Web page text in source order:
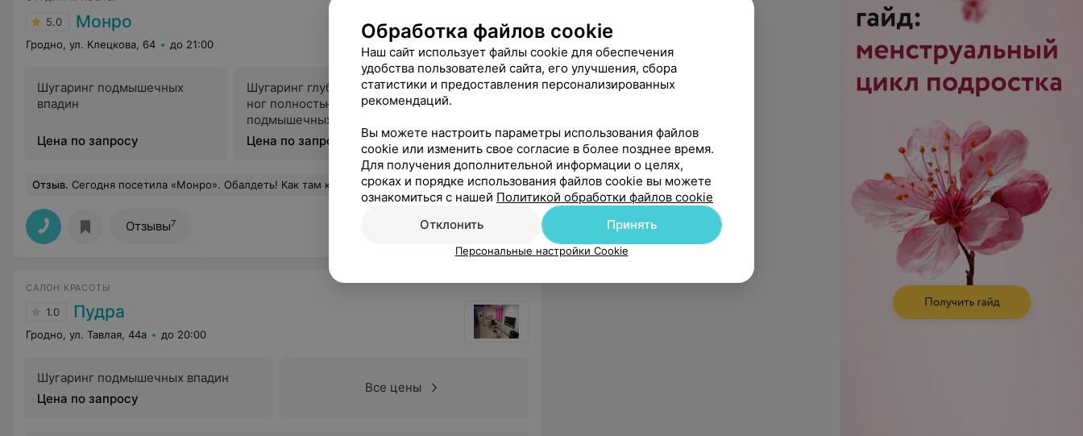
5.0 Монро
Гродно, ул. Клецкова, 64 до 21:00
Шугаринг подмышечных
впадин
Цена по запросу
Шугаринг глубокого бикини +
ног полностью +
подмышечных впадин
Цена по запросу
Отзыв. Сегодня посетила «Монро». Обалдеть! Как там красиво! Просто потрясающе стильно. Не удержалась, чтобы не сфотографироваться. И прическу мне забомбили классную. Я, конечно, дама красивая, но с такой прической просто неотразимая стала. Не устаю любоваться в зеркале. Оказывается, для счастья женщине так немного надо. Полчаса времени — и ты Монро! Еще
Отзывы7
САЛОН КРАСОТЫ
1.0 Пудра
Гродно, ул. Тавлая, 44а до 20:00
Шугаринг подмышечных впадин
Цена по запросу
Все цены
Обработка файлов cookie
Наш сайт использует файлы cookie для обеспечения
удобства пользователей сайта, его улучшения, сбора
статистики и предоставления персонализированных
рекомендаций.
Вы можете настроить параметры использования файлов
cookie или изменить свое согласие в более позднее время.
Для получения дополнительной информации о целях,
сроках и порядке использования файлов cookie вы можете
ознакомиться с нашей Политикой обработки файлов cookie
Отклонить
Принять
Персональные настройки Cookie